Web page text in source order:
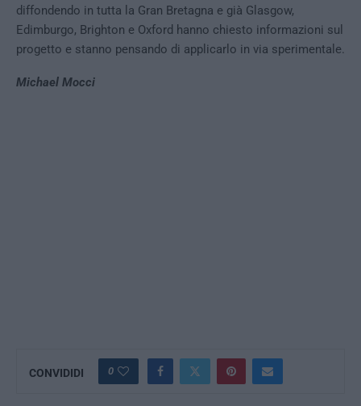
diffondendo in tutta la Gran Bretagna e già Glasgow,
Edimburgo, Brighton e Oxford hanno chiesto informazioni sul
progetto e stanno pensando di applicarlo in via sperimentale.
Michael Mocci
CONVIDIDI 0